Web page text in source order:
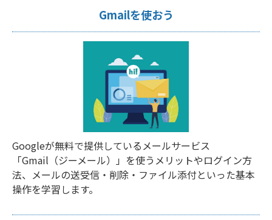
Gmailを使おう
Googleが無料で提供しているメールサービス
「Gmail（ジーメール）」を使うメリットやログイン方
法、メールの送受信・削除・ファイル添付といった基本
操作を学習します。